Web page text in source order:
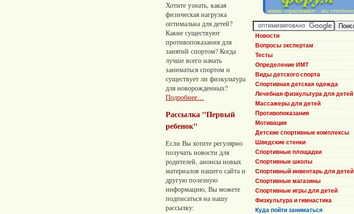
Хотите узнать, какая
физическая нагрузка
оптимальна для детей?
Какие существуют
противопоказания для
занятий спортом? Когда
лучше всего начать
заниматься спортом и
существует ли физкультура
для новорожденных?
Подробнее…
Рассылка "Первый
ребенок"
Если Вы хотите регулярно
получать новости для
родителей, анонсы новых
материалов нашего сайта и
другую полезную
информацию, Вы можете
подписаться на нашу
рассылку:
Новости
Вопросы экспертам
Тесты
Определение ИМТ
Виды детского спорта
Спортивная детская одежда
Лечебная физкультура для детей
Массажеры для детей
Противопоказания
Мотивация
Детские спортивные комплексы
Шведские стенки
Спортивные площадки
Спортивные школы
Спортивный инвентарь для детей
Спортивные магазины
Спортивные игры для детей
Физкультура и гимнастика
Куда пойти заниматься